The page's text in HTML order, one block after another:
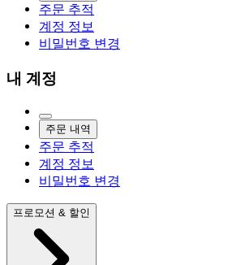
주문 추적
계정 정보
비밀번호 변경
내 계정
주문 내역
주문 추적
계정 정보
비밀번호 변경
프로모션 & 할인